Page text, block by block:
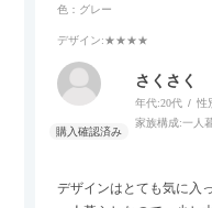
色：グレー
デザイン:★★★★
さくさく
年代:20代 性
家族構成:一人
デザインはとても気に入